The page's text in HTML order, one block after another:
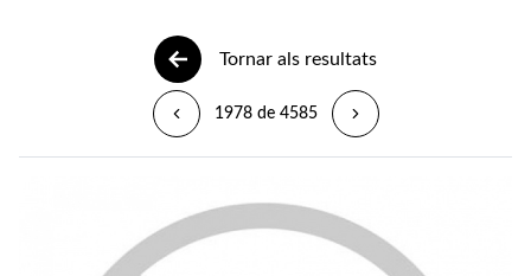
Tornar als resultats
1978 de 4585